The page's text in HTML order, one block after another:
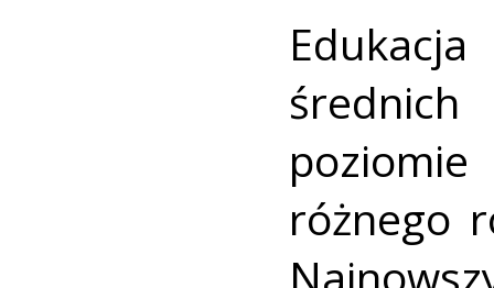
różnego